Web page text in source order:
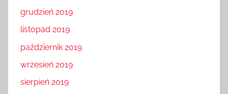
grudzień 2019
listopad 2019
październik 2019
wrzesień 2019
sierpień 2019